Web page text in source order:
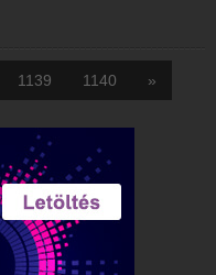
1139 1140 »